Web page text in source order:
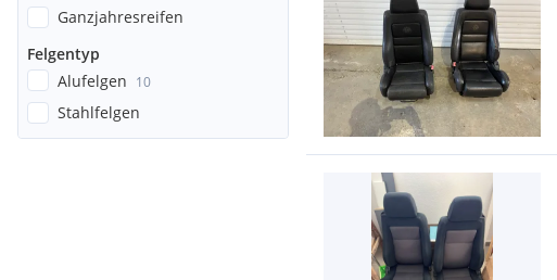
Ganzjahresreifen
Felgentyp
Alufelgen 10
Stahlfelgen